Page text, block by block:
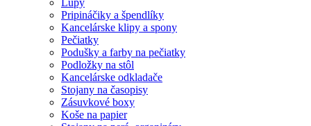
Lupy
Pripináčiky a špendlíky
Kancelárske klipy a spony
Pečiatky
Podušky a farby na pečiatky
Podložky na stôl
Kancelárske odkladače
Stojany na časopisy
Zásuvkové boxy
Koše na papier